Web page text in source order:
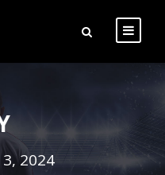
2024